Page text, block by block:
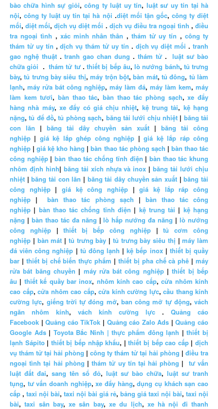
bào chữa hình sự giỏi,công ty luật uy tín, luật sư uy tín tại hà
nội,công ty luật uy tín tại hà nội .diệt mối tận gốc, công ty diệt
mối,diệt mối,dịch vụ diệt mối . dịch vụ điều tra ngoại tình ,điều
tra ngoại tình , xác minh nhân thân , thám tử uy tín , công ty
thám tử uy tín ,dịch vụ thám tử uy tín . dịch vụ diệt mối .tranh
gao nghệ thuật.tranh gao chan dung . thám tử.luật sư bào
chữa giỏi .thám tử tư.thiết bị bếp âu,lò nướng bánh, tủ trưng
bày,tủ trưng bày siêu thị,máy trộn bột,bàn mát, tủ đông, tủ làm
lạnh, máy rửa bát công nghiệp, máy làm đá, máy làm kem, máy
làm kem tươi,bàn thao tác,bàn thao tác phòng sạch,xe đẩy
hàng nhà máy, xe đẩy có giá chịu nhiệt, kệ trung tải, kệ hạng
nặng,tủ để đồ,tủ phòng sạch, băng tải lưới chịu nhiệt| băng tải
con lăn | băng tải dây chuyền sản xuất | băng tải công
nghiệp | giá kệ lắp ghép công nghiệp |giá kệ lắp ráp công
nghiệp |giá kệ kho hàng |bàn thao tác phòng sạch | bàn thao tác
công nghiệp|bàn thao tác chống tĩnh điện | bàn thao tác khung
nhôm định hình| băng tải xích nhựa và inox |băng tải lưới chịu
nhiệt |băng tải con lăn | băng tải dây chuyền sản xuất |băng tải
công nghiệp|giá kệ công nghiệp |giá kệ lắp ráp công
nghiệp |bàn thao tác phòng sạch | bàn thao tác công
nghiệp | bàn thao tác chống tĩnh điện | kệ trung tải | kệ hạng
nặng | bàn thao tác đa năng |lò hấp nướng đa năng |lò nướng
công nghiệp|thiết bị bếp công nghiệp|tủ cơm công
nghiệp | bàn mát | tủ trưng bày | tủ trưng bày siêu thị |máy làm
đá viên công nghiệp | tủ đông lạnh |kệ bếp inox| thiết bị quầy
bar | thiết bị chế biến thực phẩm | thiết bị pha chế cà phê | máy
rửa bát băng chuyền | máy rửa bát công nghiệp|thiết bị bếp
âu | thiết kế quầy bar inox, nhôm kính cao cấp,cửa nhôm kính
cao cấp, cửa nhôm cao cấp, cửa kính cường lực, cầu thang kính
cường lực, giếng trời tự đóng mở, ban công mở tự động, vách
ngăn nhôm kính, vách kính cường lực . Quảng cáo
Facebook |Quảng cáo TikTok | Quảng cáo Zalo Ads |Quảng cáo
Google Ads| Toyota Bắc Ninh | thực phẩm đông lạnh |thiết bị
lạnh Sápito | thiết bị bếp nhập khẩu, |thiết bị bếp cao cấp|dịch
vụ thám tử tại hải phòng | công ty thám tử tại hải phòng | điều tra
ngoại tình tại hải phòng |thám tử uy tín tại hải phòng | tư vấn
luật đất đai, sang tên sổ đỏ, luật sư bào chữa, luật sư tranh
tụng, tư vấn doanh nghiệp,xe đẩy hàng,dụng cụ khách sạn cao
cấp , taxi nội bài, taxi nội bài giá rẻ, bảng giá taxi nội bài, taxi nội
bài,taxi sân bay,xe sân bay,xe du lịch, xe hà nội đi thanh